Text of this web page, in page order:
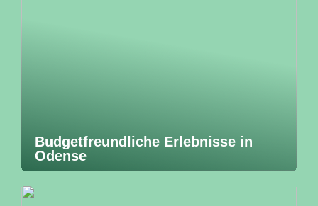
Budgetfreundliche Erlebnisse in
Odense